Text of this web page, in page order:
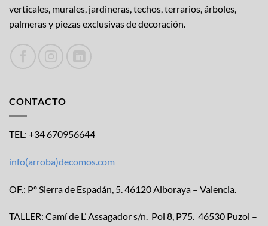
verticales, murales, jardineras, techos, terrarios, árboles,
palmeras y piezas exclusivas de decoración.
CONTACTO
TEL: +34 670956644
info(arroba)decomos.com
OF.: Pº Sierra de Espadán, 5. 46120 Alboraya – Valencia.
TALLER: Camí de L’ Assagador s/n. Pol 8, P75. 46530 Puzol –